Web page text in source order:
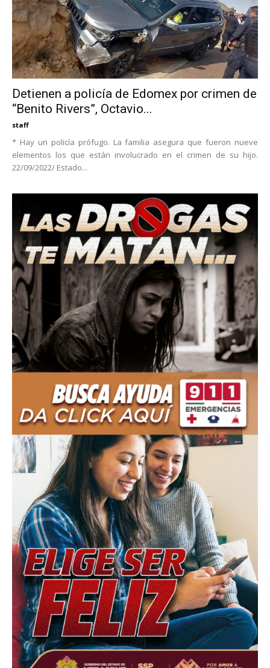
Detienen a policía de Edomex por crimen de
“Benito Rivers”, Octavio...
staff
* Hay un policía prófugo. La familia asegura que fueron nueve
elementos los que están involucrado en el crimen de su hijo.
22/09/2022/ Estado...